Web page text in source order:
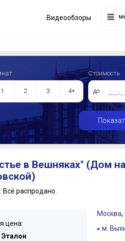
Видеообзоры
1 2 3 4+
Стоимость
до
в Вешняках" (Дом на
Всё распродано.
цена:
Эталон
Москва,
м.